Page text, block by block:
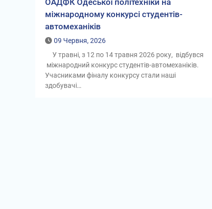
ОАДФК Одеської політехніки на
міжнародному конкурсі студентів-
автомеханіків
09 Червня, 2026
У травні, з 12 по 14 травня 2026 року, відбувся
міжнародний конкурс студентів-автомеханіків.
Учасниками фіналу конкурсу стали наші
здобувачі…